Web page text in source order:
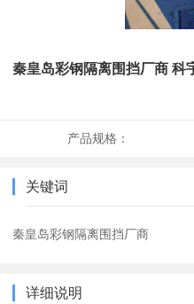
秦皇岛彩钢隔离围挡厂商 科
产品规格：
关键词
秦皇岛彩钢隔离围挡厂商
详细说明